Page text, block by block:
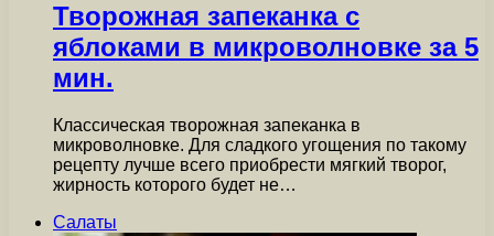
Творожная запеканка с
яблоками в микроволновке за 5
мин.
Классическая творожная запеканка в
микроволновке. Для сладкого угощения по такому
рецепту лучше всего приобрести мягкий творог,
жирность которого будет не…
Салаты